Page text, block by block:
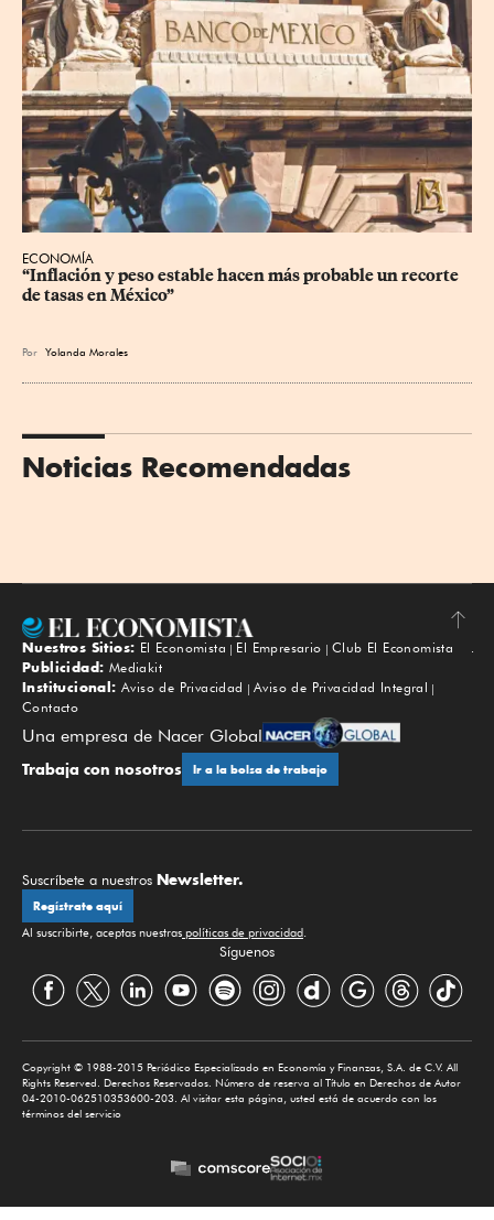
ECONOMÍA
“Inflación y peso estable hacen más probable un recorte
de tasas en México”
Por Yolanda Morales
Noticias Recomendadas
Subir
Nuestros Sitios: El Economista El Empresario
Club El Economista
Publicidad: Mediakit
Institucional: Aviso de Privacidad
Aviso de Privacidad Integral
Contacto
Una empresa de Nacer Global
Trabaja con nosotros Ir a la bolsa de trabajo
Suscríbete a nuestros Newsletter.
Regístrate aquí
Al suscribirte, aceptas nuestras políticas de privacidad.
Síguenos
Copyright © 1988-2015 Periódico Especializado en Economía y Finanzas, S.A. de C.V. All
Rights Reserved. Derechos Reservados. Número de reserva al Título en Derechos de Autor
04-2010-062510353600-203. Al visitar esta página, usted está de acuerdo con los
términos del servicio